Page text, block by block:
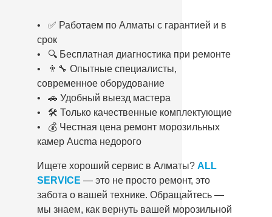
• ✅ Работаем по Алматы с гарантией и в
срок
• 🔍 Бесплатная диагностика при ремонте
• 👨‍🔧 Опытные специалисты,
современное оборудование
• 🚗 Удобный выезд мастера
• 🛠️ Только качественные комплектующие
• 💰 Честная цена ремонт морозильных
камер Aucma недорого
Ищете хороший сервис в Алматы? ALL
SERVICE — это не просто ремонт, это
забота о вашей технике. Обращайтесь —
мы знаем, как вернуть вашей морозильной